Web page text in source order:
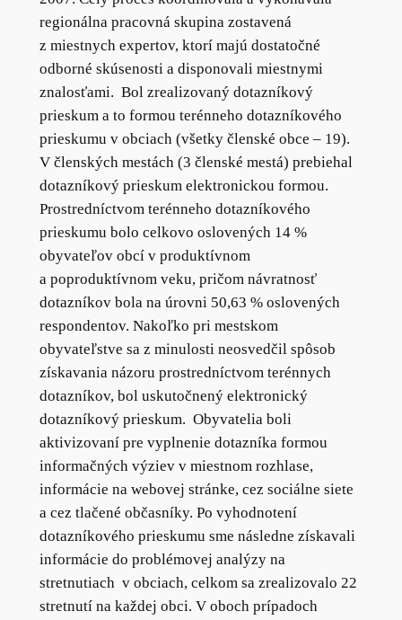
regionálna pracovná skupina zostavená
z miestnych expertov, ktorí majú dostatočné
odborné skúsenosti a disponovali miestnymi
znalosťami. Bol zrealizovaný dotazníkový
prieskum a to formou terénneho dotazníkového
prieskumu v obciach (všetky členské obce – 19).
V členských mestách (3 členské mestá) prebiehal
dotazníkový prieskum elektronickou formou.
Prostredníctvom terénneho dotazníkového
prieskumu bolo celkovo oslovených 14 %
obyvateľov obcí v produktívnom
a poproduktívnom veku, pričom návratnosť
dotazníkov bola na úrovni 50,63 % oslovených
respondentov. Nakoľko pri mestskom
obyvateľstve sa z minulosti neosvedčil spôsob
získavania názoru prostredníctvom terénnych
dotazníkov, bol uskutočnený elektronický
dotazníkový prieskum. Obyvatelia boli
aktivizovaní pre vyplnenie dotazníka formou
informačných výziev v miestnom rozhlase,
informácie na webovej stránke, cez sociálne siete
a cez tlačené občasníky. Po vyhodnotení
dotazníkového prieskumu sme následne získavali
informácie do problémovej analýzy na
stretnutiach v obciach, celkom sa zrealizovalo 22
stretnutí na každej obci. V oboch prípadoch